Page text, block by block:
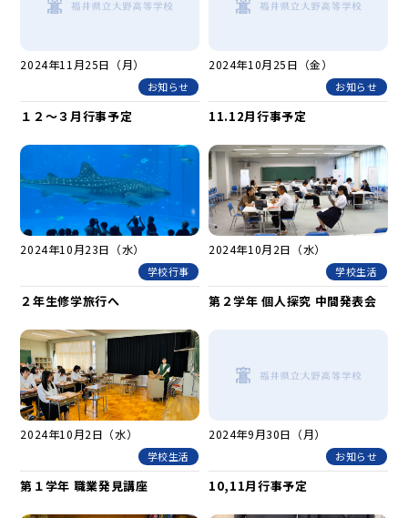
2024年11月25日（月）
お知らせ
１２～３月行事予定
2024年10月25日（金）
お知らせ
11.12月行事予定
2024年10月23日（水）
学校行事
２年生修学旅行へ
2024年10月2日（水）
学校生活
第２学年 個人探究 中間発表会
2024年10月2日（水）
学校生活
第１学年 職業発見講座
2024年9月30日（月）
お知らせ
10,11月行事予定